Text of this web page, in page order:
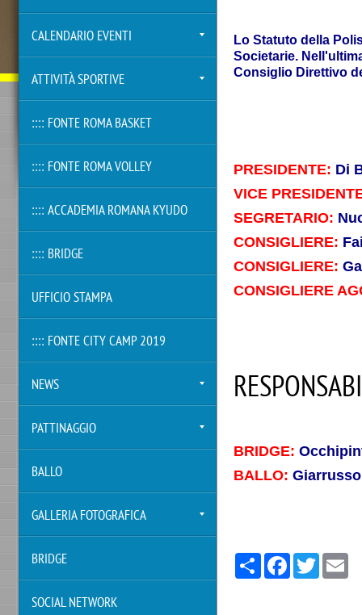
Lo Statuto della
Societarie.
Consiglio Direttivo
PRESIDENTE: Di
VICE
SEGRETARIO:
CONSIGLIERE:
CONSIGLIERE:
CONSIGLIERE
BRIDGE:
BALLO:
Share FacebookTwitter
CALENDARIO EVENTI
ATTIVITÀ SPORTIVE
:::: FONTE ROMA BASKET
:::: FONTE ROMA VOLLEY
:::: ACCADEMIA ROMANA KYUDO
:::: BRIDGE
UFFICIO STAMPA
:::: FONTE CITY CAMP 2019
NEWS
PATTINAGGIO
BALLO
GALLERIA FOTOGRAFICA
BRIDGE
SOCIAL NETWORK